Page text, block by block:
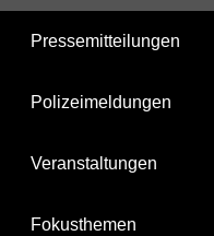
Pressemitteilungen
Polizeimeldungen
Veranstaltungen
Fokusthemen